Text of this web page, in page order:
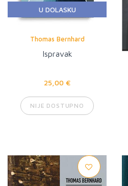
U DOLASKU
Thomas Bernhard
Ispravak
25,00 €
NIJE DOSTUPNO